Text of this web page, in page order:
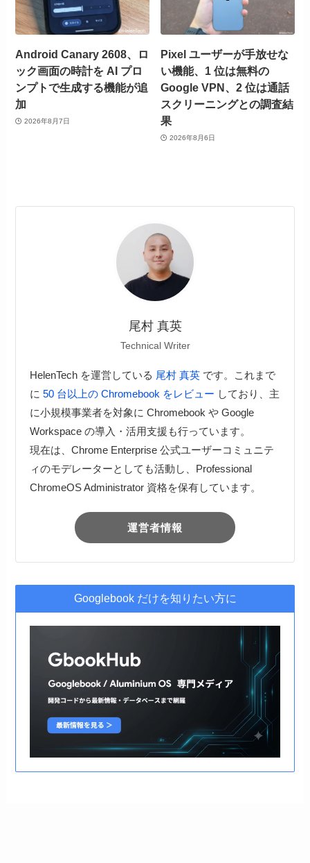
Android Canary 2608、ロ
ック画面の時計を AI プロ
ンプトで生成する機能が追
加
2026年8月7日
Pixel ユーザーが手放せな
い機能、1 位は無料の
Google VPN、2 位は通話
スクリーニングとの調査結
果
2026年8月6日
尾村 真英
Technical Writer
HelenTech を運営している 尾村 真英です。これまで
に 50 台以上の Chromebook をレビュー しており、主
に小規模事業者を対象に Chromebook や Google
Workspace の導入・活用支援も行っています。
現在は、Chrome Enterprise 公式ユーザーコミュニテ
ィのモデレーターとしても活動し、Professional
ChromeOS Administrator 資格を保有しています。
運営者情報
Googlebook だけを知りたい方に